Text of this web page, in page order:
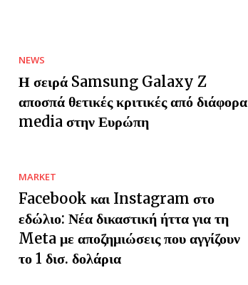
NEWS
Η σειρά Samsung Galaxy Z
αποσπά θετικές κριτικές από διάφορα
media στην Ευρώπη
MARKET
Facebook και Instagram στο
εδώλιο: Νέα δικαστική ήττα για τη
Meta με αποζημιώσεις που αγγίζουν
το 1 δισ. δολάρια